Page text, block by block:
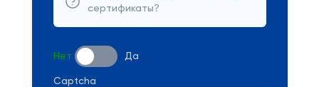
сертификаты?
Нет Да
Captcha